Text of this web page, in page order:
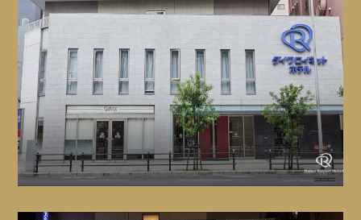
Close
※同系列的部分酒店电梯内
也导入了安全系统，在去往客房楼层时，也需要房卡。
轮椅 ＋
前台可出借轮椅，但只能在
馆内使用。敬请谅解。
免费Wi-Fi ＋
酒店全馆提供免费WIFI服务。
Close
放，是Orix Buffaloes的主场。
Website
大阪站市
大阪车站城是在JR大阪车站周边建造的有吸引力的购物
和娱乐中心。